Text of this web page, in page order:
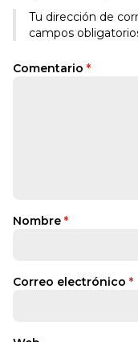
Tu dirección de
campos
Comentario *
Nombre *
Correo electrónico *